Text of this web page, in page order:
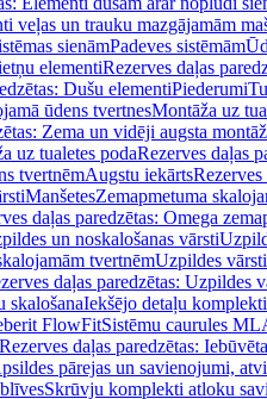
veļas un trauku mazgājamām
sienāmPadeves sistēmām
elementiRezerves daļas
Dušu elementiPiederumi
ūdens tvertnesMontāža uz
Zema un vidēji augsta
uz tualetes podaRezerves daļas
tvertnēmAugstu iekārts
ManšetesZemapmetuma
daļas paredzētas: Omega
un noskalošanas vārsti
tvertnēmUzpildes
daļas paredzētas: Uzpildes
skalošanaIekšējo detaļu komplekti
FlowFitSistēmu caurules ML
Rezerves daļas paredzētas:
pārejas un savienojumi,
Skrūvju komplekti atloku